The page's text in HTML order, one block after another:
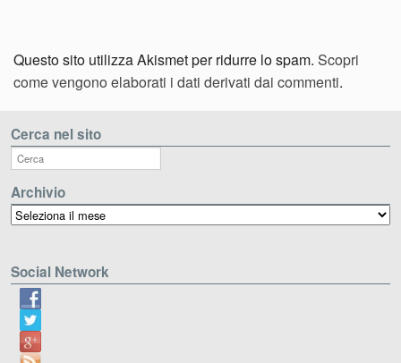
Questo sito utilizza Akismet per ridurre lo spam. Scopri
come vengono elaborati i dati derivati dai commenti.
Cerca nel sito
Archivio
Archivio
Social Network